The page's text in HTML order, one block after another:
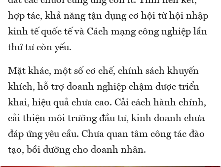
hợp tác, khả năng tận dụng cơ hội từ hội nhập
kinh tế quốc tế và Cách mạng công nghiệp lần
thứ tư còn yếu.
Mặt khác, một số cơ chế, chính sách khuyến
khích, hỗ trợ doanh nghiệp chậm được triển
khai, hiệu quả chưa cao. Cải cách hành chính,
cải thiện môi trường đầu tư, kinh doanh chưa
đáp ứng yêu cầu. Chưa quan tâm công tác đào
tạo, bồi dưỡng cho doanh nhân.